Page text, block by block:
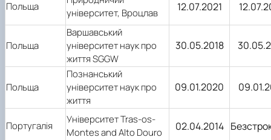
Польща
університет, Вроцлав
12.07.2021
Польща
Варшавський
університет наук про
життя SGGW
30.05.2018
Польща
Познанський
університет наук про
життя
09.01.2020
Португалія
Університет Tras-os-
Montes and Alto Douro
02.04.2014